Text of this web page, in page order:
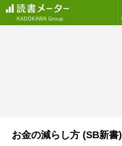
お金の減らし方 (SB新書)